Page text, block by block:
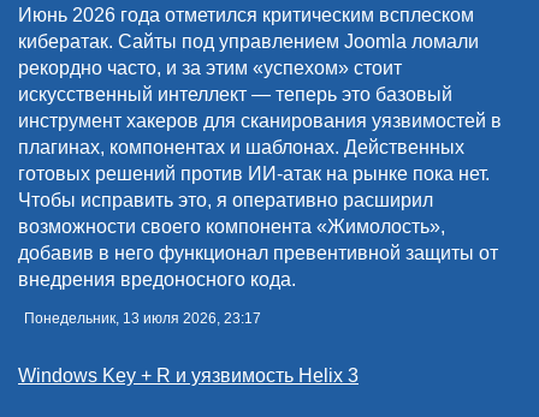
Июнь 2026 года отметился критическим всплеском
кибератак. Сайты под управлением Joomla ломали
рекордно часто, и за этим «успехом» стоит
искусственный интеллект — теперь это базовый
инструмент хакеров для сканирования уязвимостей в
плагинах, компонентах и шаблонах. Действенных
готовых решений против ИИ-атак на рынке пока нет.
Чтобы исправить это, я оперативно расширил
возможности своего компонента «Жимолость»,
добавив в него функционал превентивной защиты от
внедрения вредоносного кода.
Понедельник, 13 июля 2026, 23:17
Windows Key + R и уязвимость Helix 3